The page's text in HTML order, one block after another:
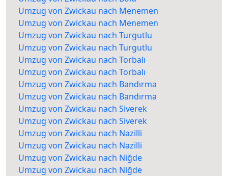
Umzug von Zwickau nach Menemen
Umzug von Zwickau nach Menemen
Umzug von Zwickau nach Turgutlu
Umzug von Zwickau nach Turgutlu
Umzug von Zwickau nach Torbalı
Umzug von Zwickau nach Torbalı
Umzug von Zwickau nach Bandırma
Umzug von Zwickau nach Bandırma
Umzug von Zwickau nach Siverek
Umzug von Zwickau nach Siverek
Umzug von Zwickau nach Nazilli
Umzug von Zwickau nach Nazilli
Umzug von Zwickau nach Niğde
Umzug von Zwickau nach Niğde